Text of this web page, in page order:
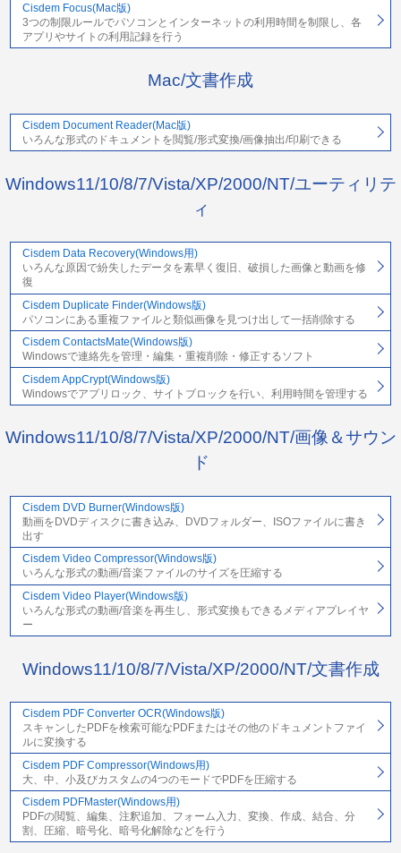
Cisdem Focus(Mac版)
3つの制限ルールでパソコンとインターネットの利用時間を制限し、各
アプリやサイトの利用記録を行う
Mac/文書作成
Cisdem Document Reader(Mac版)
いろんな形式のドキュメントを閲覧/形式変換/画像抽出/印刷できる
Windows11/10/8/7/Vista/XP/2000/NT/ユーティリテ
ィ
Cisdem Data Recovery(Windows用)
いろんな原因で紛失したデータを素早く復旧、破損した画像と動画を修
復
Cisdem Duplicate Finder(Windows版)
パソコンにある重複ファイルと類似画像を見つけ出して一括削除する
Cisdem ContactsMate(Windows版)
Windowsで連絡先を管理・編集・重複削除・修正するソフト
Cisdem AppCrypt(Windows版)
Windowsでアプリロック、サイトブロックを行い、利用時間を管理する
Windows11/10/8/7/Vista/XP/2000/NT/画像＆サウン
ド
Cisdem DVD Burner(Windows版)
動画をDVDディスクに書き込み、DVDフォルダー、ISOファイルに書き
出す
Cisdem Video Compressor(Windows版)
いろんな形式の動画/音楽ファイルのサイズを圧縮する
Cisdem Video Player(Windows版)
いろんな形式の動画/音楽を再生し、形式変換もできるメディアプレイヤ
ー
Windows11/10/8/7/Vista/XP/2000/NT/文書作成
Cisdem PDF Converter OCR(Windows版)
スキャンしたPDFを検索可能なPDFまたはその他のドキュメントファイ
ルに変換する
Cisdem PDF Compressor(Windows用)
大、中、小及びカスタムの4つのモードでPDFを圧縮する
Cisdem PDFMaster(Windows用)
PDFの閲覧、編集、注釈追加、フォーム入力、変換、作成、結合、分
割、圧縮、暗号化、暗号化解除などを行う